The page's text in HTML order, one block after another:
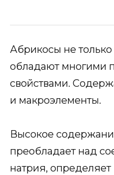
Абрикосы не
обладают многими
свойствами.
и макроэлементы.
Высокое
преобладает над
натрия,